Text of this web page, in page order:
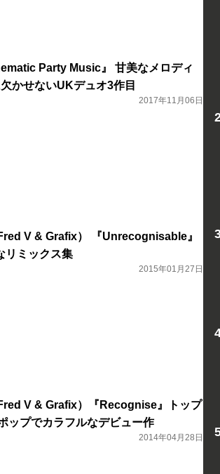
Party Music』 甘美なメロディ
かせないUKデュオ3作目
2017年11月06日
V & Grafix） 『Unrecognisable』
リミックス集
2015年01月27日
V & Grafix）『Recognise』トップ
ップでカラフルなデビュー作
2014年04月28日